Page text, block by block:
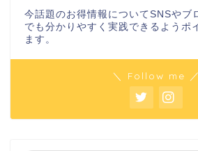
今話題のお得情報についてSNSやブ
でも分かりやすく実践できるようポ
ます。
＼ Follow me ／